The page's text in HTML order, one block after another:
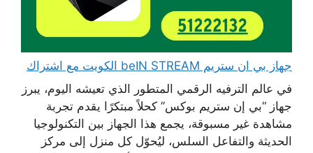
جهاز بي ان ستريم beIN STREAM الكويت مع اشتراك
في عالم الترفيه الرقمي المتطور الذي تعيشه اليوم، يبرز
جهاز “بي إن ستريم بوكس” كحلاً مبتكرًا يقدم تجربة
مشاهدة غير مسبوقة، يجمع هذا الجهاز بين التكنولوجيا
الحديثة والتفاعل السلس، ليُحوّل كل منزل إلى مركز